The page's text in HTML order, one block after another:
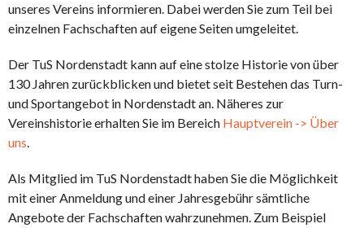
unseres Vereins informieren. Dabei werden Sie zum Teil bei
einzelnen Fachschaften auf eigene Seiten umgeleitet.
Der TuS Nordenstadt kann auf eine stolze Historie von über
130 Jahren zurückblicken und bietet seit Bestehen das Turn-
und Sportangebot in Nordenstadt an. Näheres zur
Vereinshistorie erhalten Sie im Bereich Hauptverein -> Über
uns.
Als Mitglied im TuS Nordenstadt haben Sie die Möglichkeit
mit einer Anmeldung und einer Jahresgebühr sämtliche
Angebote der Fachschaften wahrzunehmen. Zum Beispiel